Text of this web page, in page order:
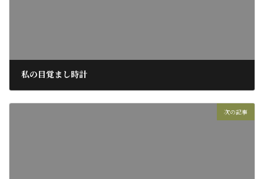
私の目覚まし時計
2020年6月5日
次の記事